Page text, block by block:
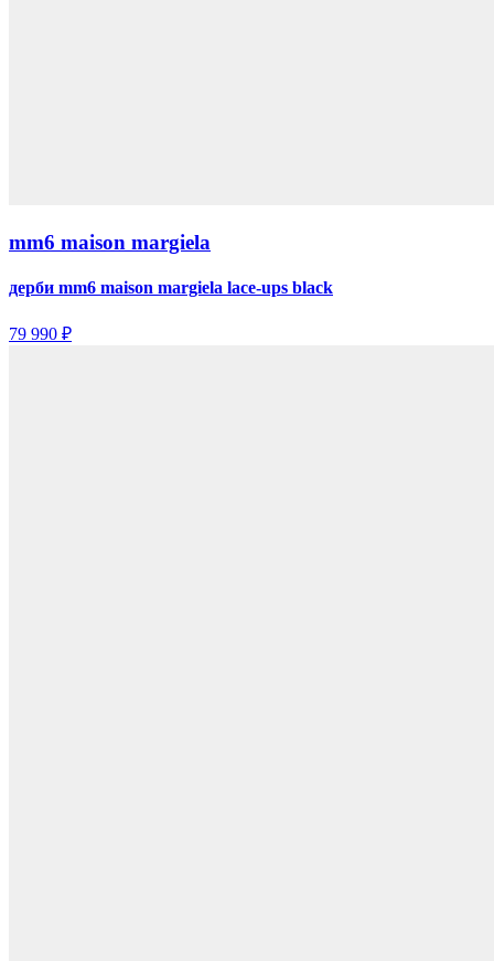
mm6 maison margiela
дерби mm6 maison margiela lace-ups black
79 990 ₽